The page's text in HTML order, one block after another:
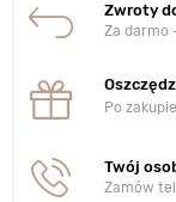
Zwroty
Za darmo
Po
Twój
Zamów